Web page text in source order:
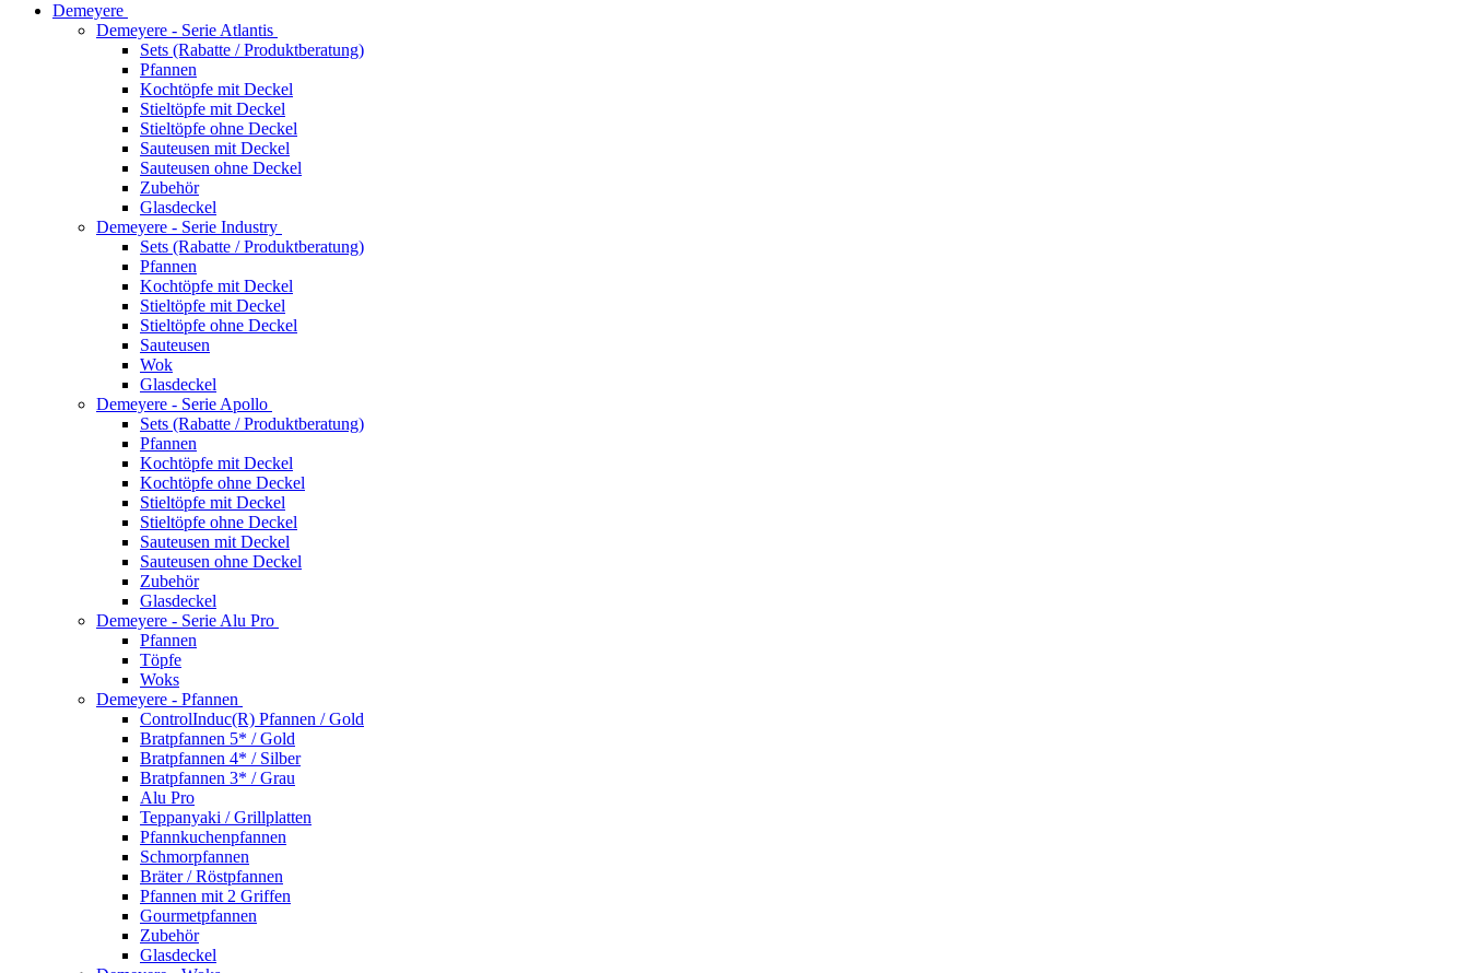
Demeyere
Demeyere - Serie Atlantis
Sets (Rabatte / Produktberatung)
Pfannen
Kochtöpfe mit Deckel
Stieltöpfe mit Deckel
Stieltöpfe ohne Deckel
Sauteusen mit Deckel
Sauteusen ohne Deckel
Zubehör
Glasdeckel
Demeyere - Serie Industry
Sets (Rabatte / Produktberatung)
Pfannen
Kochtöpfe mit Deckel
Stieltöpfe mit Deckel
Stieltöpfe ohne Deckel
Sauteusen
Wok
Glasdeckel
Demeyere - Serie Apollo
Sets (Rabatte / Produktberatung)
Pfannen
Kochtöpfe mit Deckel
Kochtöpfe ohne Deckel
Stieltöpfe mit Deckel
Stieltöpfe ohne Deckel
Sauteusen mit Deckel
Sauteusen ohne Deckel
Zubehör
Glasdeckel
Demeyere - Serie Alu Pro
Pfannen
Töpfe
Woks
Demeyere - Pfannen
ControlInduc(R) Pfannen / Gold
Bratpfannen 5* / Gold
Bratpfannen 4* / Silber
Bratpfannen 3* / Grau
Alu Pro
Teppanyaki / Grillplatten
Pfannkuchenpfannen
Schmorpfannen
Bräter / Röstpfannen
Pfannen mit 2 Griffen
Gourmetpfannen
Zubehör
Glasdeckel